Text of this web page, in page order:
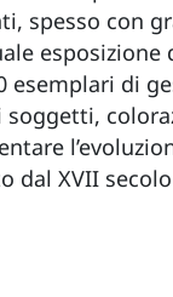
spesso con
esposizione
esemplari di
soggetti,
dal XVII